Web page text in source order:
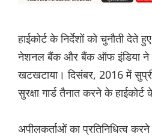
हाईकोर्ट के निर्देशों को चुनौती देते
नेशनल बैंक और बैंक ऑफ इंडिया ने
खटखटाया। दिसंबर, 2016 में
सुरक्षा गार्ड तैनात करने के हाईकोर्ट
अपीलकर्ताओं का प्रतिनिधित्व